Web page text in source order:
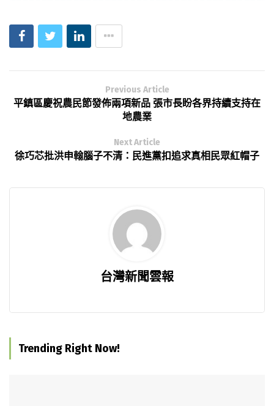
Previous Article
平鎮區慶祝農民節發佈兩項新品 張市長盼各界持續支持在
地農業
Next Article
徐巧芯批洪申翰腦子不清：民進黨扣追求真相民眾紅帽子
台灣新聞雲報
Trending Right Now!